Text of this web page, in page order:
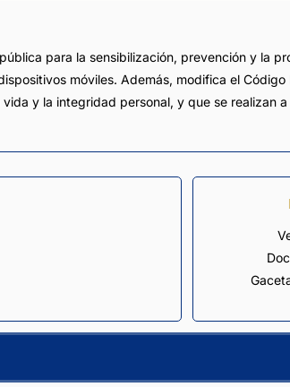
para la sensibilización, prevención y la
móviles. Además, modifica el
y la integridad personal, y que se realizan